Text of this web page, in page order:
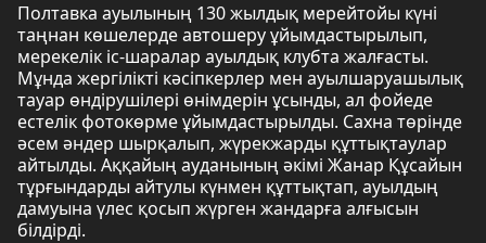
Полтавка ауылының 130 жылдық мерейтойы күні
таңнан көшелерде автошеру ұйымдастырылып,
мерекелік іс-шаралар ауылдық клубта жалғасты.
Мұнда жергілікті кәсіпкерлер мен ауылшаруашылық
тауар өндірушілері өнімдерін ұсынды, ал фойеде
естелік фотокөрме ұйымдастырылды. Сахна төрінде
әсем әндер шырқалып, жүрекжарды құттықтаулар
айтылды. Аққайың ауданының әкімі Жанар Құсайын
тұрғындарды айтулы күнмен құттықтап, ауылдың
дамуына үлес қосып жүрген жандарға алғысын
білдірді.